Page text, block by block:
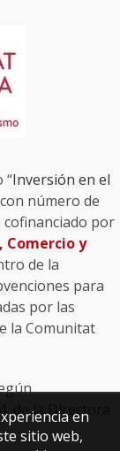
“Inversión en el
número de
cofinanciado por
Comercio y
de la
para
por las
la Comunitat
de la Directora
en
sitio web,